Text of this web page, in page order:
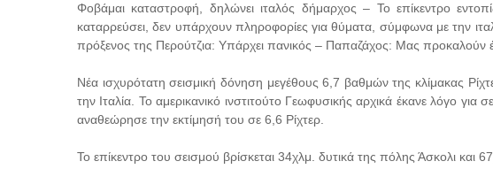
Φοβάμαι καταστροφή, δηλώνει ιταλός δήμαρχος – Το επίκεντρο
καταρρεύσει, δεν υπάρχουν πληροφορίες για θύματα, σύμφωνα με την
πρόξενος της Περούτζια: Υπάρχει πανικός – Παπαζάχος: Μας προκαλούν
Νέα ισχυρότατη σεισμική δόνηση μεγέθους 6,7 βαθμών της κλίμακας
την Ιταλία. Το αμερικανικό ινστιτούτο Γεωφυσικής αρχικά έκανε λόγο για
αναθεώρησε την εκτίμησή του σε 6,6 Ρίχτερ.
Το επίκεντρο του σεισμού βρίσκεται 34χλμ. δυτικά της πόλης Άσκολι και